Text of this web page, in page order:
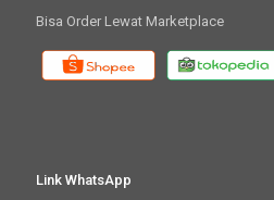
Bisa Order Lewat Marketplace
Link WhatsApp